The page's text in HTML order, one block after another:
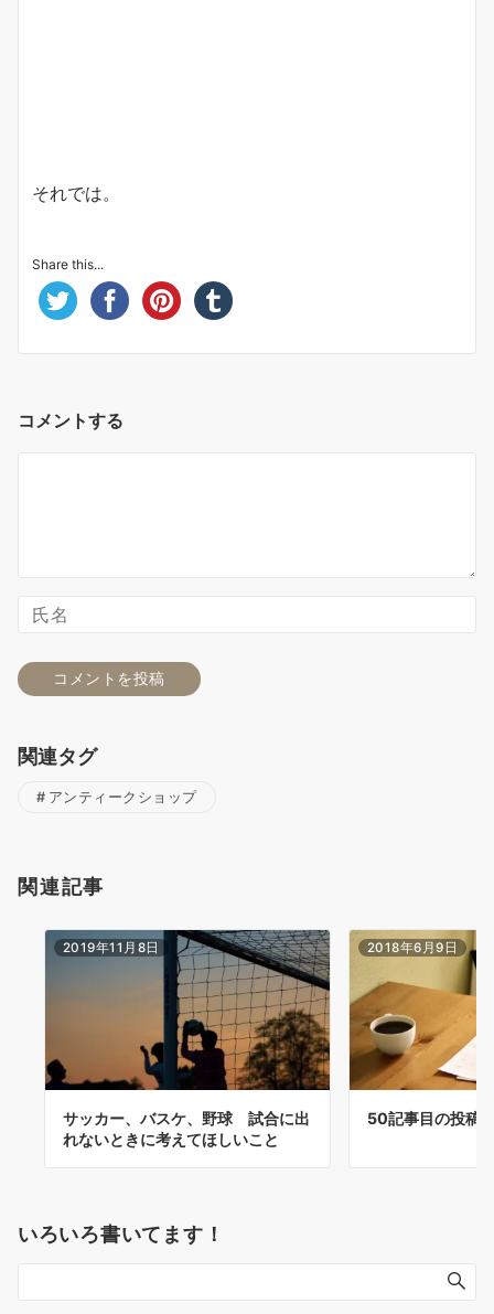
それでは。
Share this...
コメントする
関連タグ
アンティークショップ
関連記事
2019年11月8日
サッカー、バスケ、野球 試合に出
れないときに考えてほしいこと
2018年6月9日
50記事目の投稿
いろいろ書いてます！